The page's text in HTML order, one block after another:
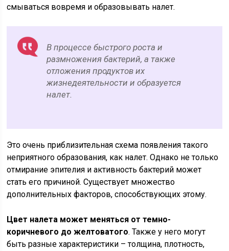
смываться вовремя и образовывать налет.
В процессе быстрого роста и
размножения бактерий, а также
отложения продуктов их
жизнедеятельности и образуется
налет.
Это очень приблизительная схема появления такого
неприятного образования, как налет. Однако не только
отмирание эпителия и активность бактерий может
стать его причиной. Существует множество
дополнительных факторов, способствующих этому.
Цвет налета может меняться от темно-
коричневого до желтоватого. Также у него могут
быть разные характеристики – толщина, плотность,